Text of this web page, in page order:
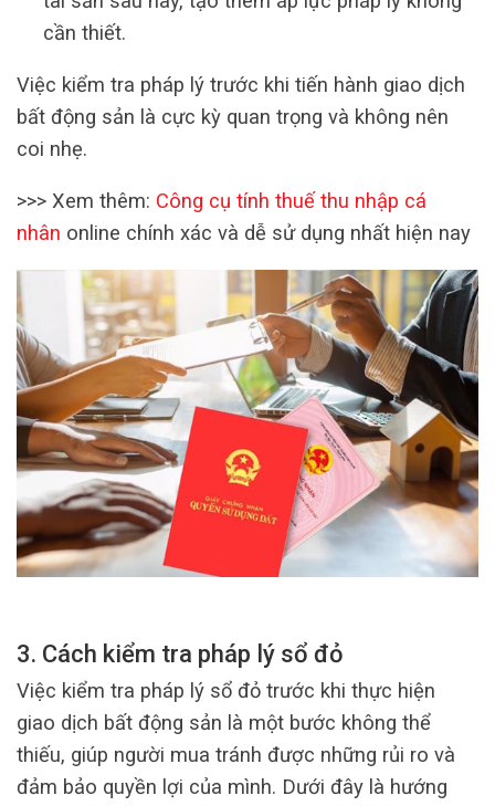
cần thiết.
Việc kiểm tra pháp lý trước khi tiến hành giao dịch
bất động sản là cực kỳ quan trọng và không nên
coi nhẹ.
>>> Xem thêm: Công cụ tính thuế thu nhập cá
nhân online chính xác và dễ sử dụng nhất hiện nay
3. Cách kiểm tra pháp lý sổ đỏ
Việc kiểm tra pháp lý sổ đỏ trước khi thực hiện
giao dịch bất động sản là một bước không thể
thiếu, giúp người mua tránh được những rủi ro và
đảm bảo quyền lợi của mình. Dưới đây là hướng